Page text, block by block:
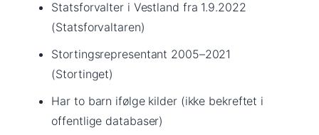
Statsforvalter i Vestland fra 1.9.2022
(Statsforvaltaren)
Stortingsrepresentant 2005–2021
(Stortinget)
Har to barn ifølge kilder (ikke bekreftet i
offentlige databaser)